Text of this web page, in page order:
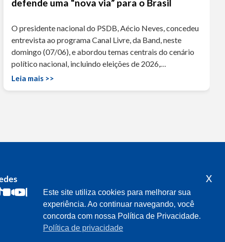
defende uma “nova via” para o Brasil
O presidente nacional do PSDB, Aécio Neves, concedeu
entrevista ao programa Canal Livre, da Band, neste
domingo (07/06), e abordou temas centrais do cenário
político nacional, incluindo eleições de 2026,…
Leia mais >>
Este site utiliza cookies para melhorar sua
experiência. Ao continuar navegando, você
concorda com nossa Política de Privacidade.
Política de privacidade
x